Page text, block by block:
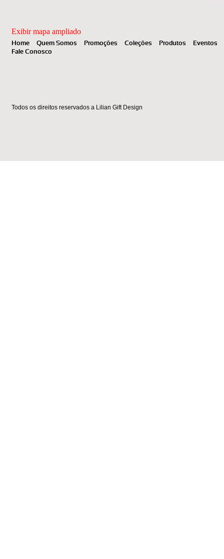
Exibir mapa ampliado
Home Quem Somos Promoções Coleções Produtos
Eventos
Fale Conosco
Todos os direitos reservados a Lilian Gift Design